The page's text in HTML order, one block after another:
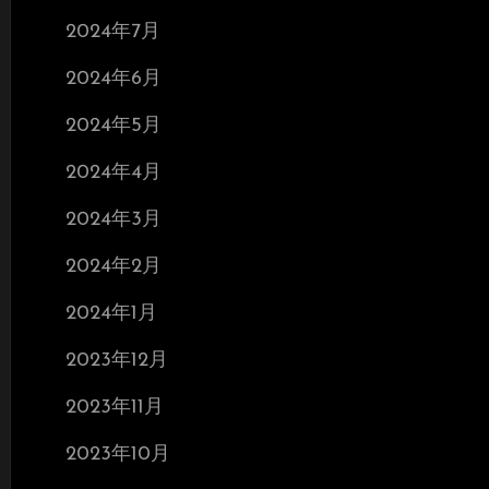
2024年7月
2024年6月
2024年5月
2024年4月
2024年3月
2024年2月
2024年1月
2023年12月
2023年11月
2023年10月